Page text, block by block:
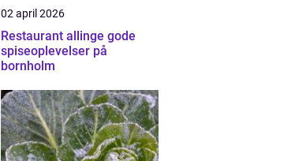
02 april 2026
Restaurant allinge gode
spiseoplevelser på
bornholm